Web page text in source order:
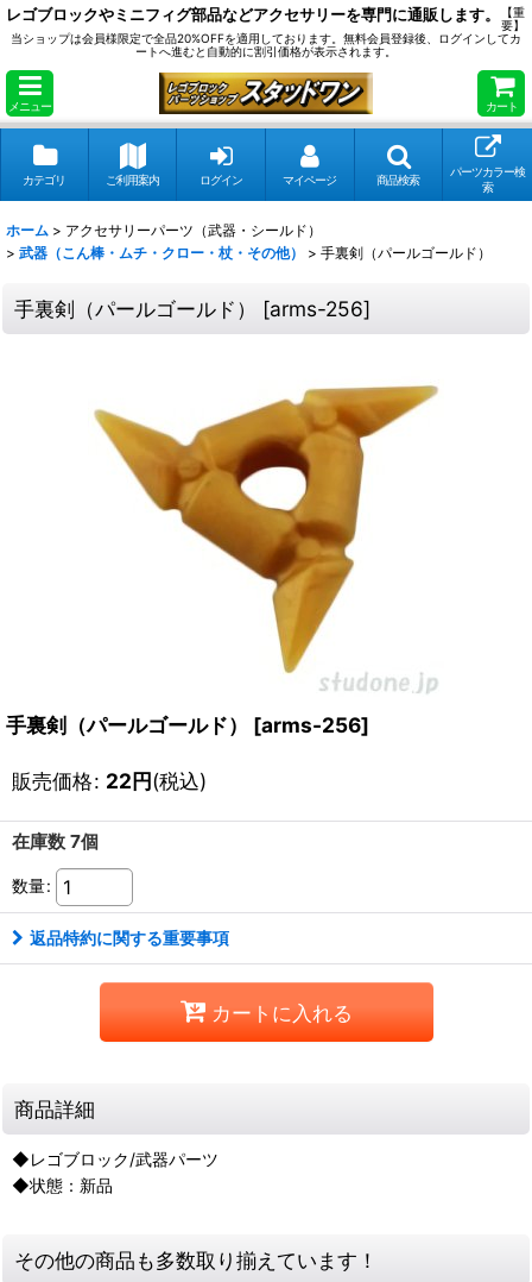
レゴブロックやミニフィグ部品などアクセサリーを専門に通販します。
【重
要】
当ショップは会員様限定で全品20%OFFを適用しております。無料会員登録後、ログインしてカ
ートへ進むと自動的に割引価格が表示されます。
メニュー カート
カテゴリ ご利用案内 ログイン マイページ 商品検索
パーツカラー検
索
ホーム > アクセサリーパーツ（武器・シールド）
> 武器（こん棒・ムチ・クロー・杖・その他） > 手裏剣（パールゴールド）
手裏剣（パールゴールド） [arms-256]
手裏剣（パールゴールド） [arms-256]
販売価格: 22円(税込)
在庫数 7個
数量:
返品特約に関する重要事項
カートに入れる
商品詳細
◆レゴブロック/武器パーツ
◆状態：新品
その他の商品も多数取り揃えています！